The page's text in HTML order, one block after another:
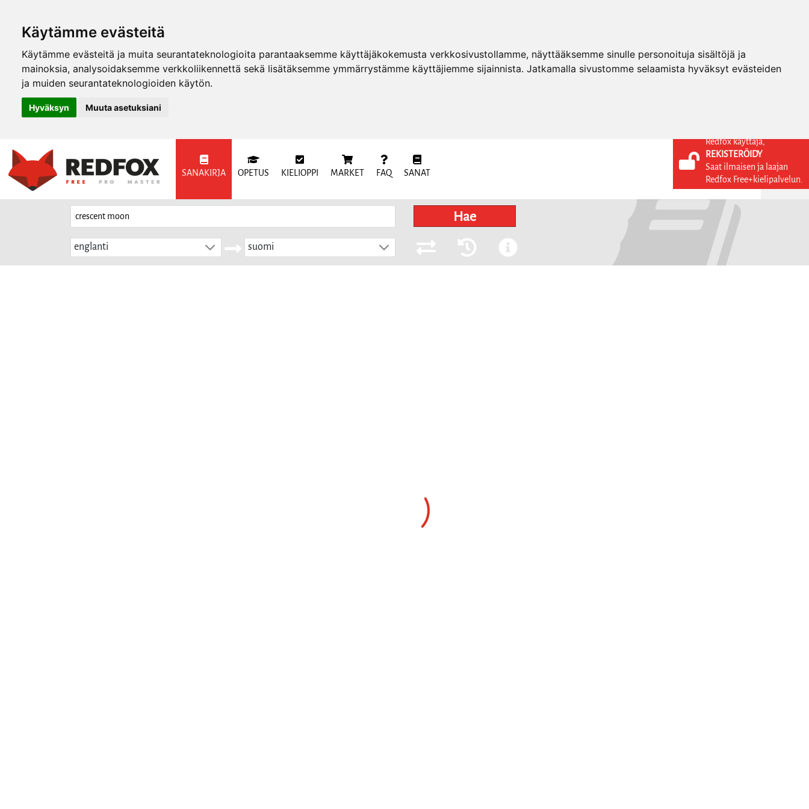
Käytämme evästeitä
Käytämme evästeitä ja muita seurantateknologioita parantaaksemme käyttäjäkokemusta verkkosivustollamme, näyttääksemme sinulle personoituja sisältöjä ja
mainoksia, analysoidaksemme verkkoliikennettä sekä lisätäksemme ymmärrystämme käyttäjiemme sijainnista. Jatkamalla sivustomme selaamista hyväksyt evästeiden
ja muiden seurantateknologioiden käytön.
Hyväksyn Muuta asetuksiani
SANAKIRJA OPETUS KIELIOPPI MARKET FAQ SANAT
KIRJAUDU SISÄÄN
REKISTERÖIDY
Hae
englanti suomi
Redfox käyttäjä,
REKISTERÖIDY
Saat ilmaisen ja laajan
Redfox Free+kielipalvelun.